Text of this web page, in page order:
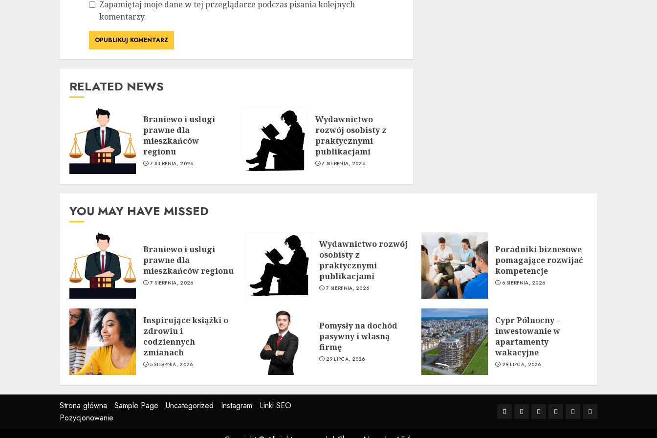
Zapamiętaj moje dane w tej przeglądarce podczas pisania kolejnych
komentarzy.
RELATED NEWS
Braniewo i usługi
prawne dla
mieszkańców
regionu
7 SIERPNIA, 2026
Wydawnictwo
rozwój osobisty z
praktycznymi
publikacjami
7 SIERPNIA, 2026
YOU MAY HAVE MISSED
Braniewo i usługi
prawne dla
mieszkańców regionu
7 SIERPNIA, 2026
Wydawnictwo rozwój
osobisty z
praktycznymi
publikacjami
7 SIERPNIA, 2026
Poradniki biznesowe
pomagające rozwijać
kompetencje
6 SIERPNIA, 2026
Inspirujące książki o
zdrowiu i
codziennych
zmianach
5 SIERPNIA, 2026
Pomysły na dochód
pasywny i własną
firmę
29 LIPCA, 2026
Cypr Północny –
inwestowanie w
apartamenty
wakacyjne
29 LIPCA, 2026
Strona główna Sample Page Uncategorized Instagram
Linki SEO
Pozycjonowanie
StronaSampleUncategorized
Instagram
LinkiPozycjonowanie